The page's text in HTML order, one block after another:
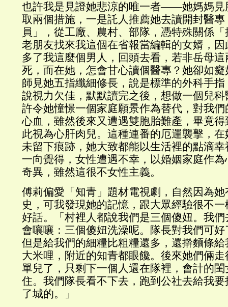
也許我是見證她悲涼的唯一者——她媽媽見
取兩個措施，一是託人推薦她去讀開封醫
員」，從工廠、農村、部隊，憑特殊關係
老朋友找來我這個在省報當編輯的女婿，
多了我這麼個男人，回頭去看，若非岳母
死，而在她，怎會甘心讀個醫專？她卻如
師見她五指纖細修長，說是標準的外科手
說視力欠佳，默默讀完之後，想做一個兒
許令她憧憬一個家庭願景作為替代，對我
心血，雖然後來又遭遇雙胞胎難產，畢竟
此視為心肝肉兒。這種連番的厄運襲擊，
未留下痕跡，她大致都能以生活裡的點滴
一向覺得，女性遭遇不幸，以婚姻家庭作
奇異，雖然這很不女性主義。
傅莉偏愛「知青」題材電視劇，自然因為
史，可我發現她的記憶，跟大眾經驗很不
好話。「村裡人都說我們是三個傻妞。我
會嚷嚷：三個傻妞洗澡呢。隊長對我們可
但是給我們的細糧比粗糧還多，還擀麵條
大米哩，附近的知青都眼饞。後來她們倆
單兒了，只剩下一個人還在隊裡，會計的
住。我們隊長看不下去，跑到公社去給我
了城的。」